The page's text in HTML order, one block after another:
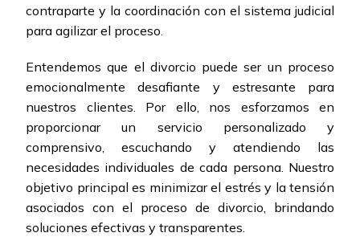
contraparte y la coordinación con el sistema judicial
para agilizar el proceso.
Entendemos que el divorcio puede ser un proceso
emocionalmente desafiante y estresante para
nuestros clientes. Por ello, nos esforzamos en
proporcionar un servicio personalizado y
comprensivo, escuchando y atendiendo las
necesidades individuales de cada persona. Nuestro
objetivo principal es minimizar el estrés y la tensión
asociados con el proceso de divorcio, brindando
soluciones efectivas y transparentes.